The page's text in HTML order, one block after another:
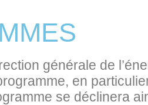
générale de
en
se déclinera